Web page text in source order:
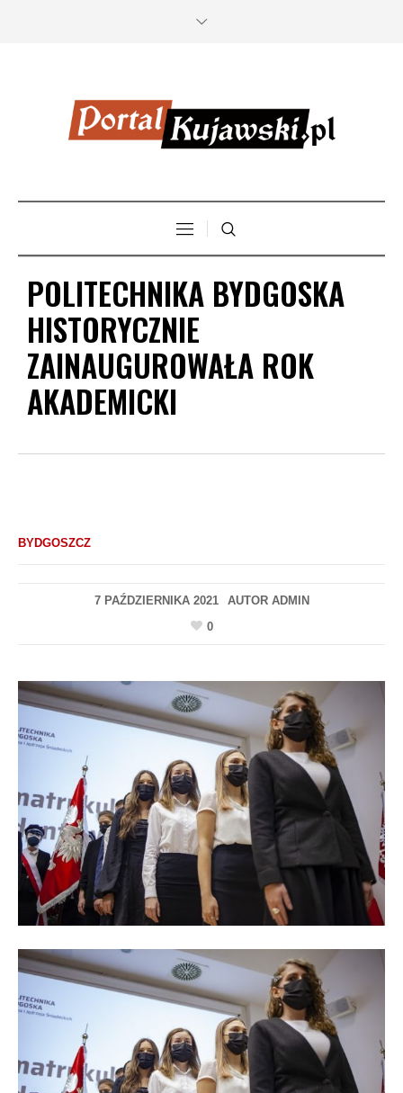
POLITECHNIKA BYDGOSKA
HISTORYCZNIE
ZAINAUGUROWAŁA ROK
AKADEMICKI
BYDGOSZCZ
7 PAŹDZIERNIKA 2021 AUTOR ADMIN
0